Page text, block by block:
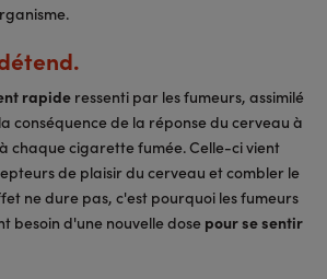
rapide ressenti par les fumeurs, assimilé
conséquence de la réponse du cerveau à
chaque cigarette fumée. Celle-ci vient
de plaisir du cerveau et combler le
ne dure pas, c'est pourquoi les fumeurs
besoin d'une nouvelle dose pour se sentir